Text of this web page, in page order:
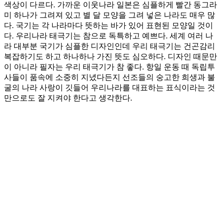
색상이 다르다. 가까운 이웃나라 일본은 심플하게 빨간 동그라
미 하나가 그려져 있고 별 달 모양을 그려 넣은 나라도 매우 많
다. 국기는 각 나라마다 뜻하는 바가 있어 표현된 모양일 것이
다. 우리나라 태극기는 참으로 독특하고 예쁘다. 세계 여러 나
라 대부분 국기가 심플한 디자인인데 우리 태극기는 건곤감리
복잡하기도 하고 하나하나 가진 뜻도 심오하다. 디자인 때문만
이 아니라 필자는 우리 태극기가 참 좋다. 항일 운동 때 독립투
사들이 품속에 소중히 지녔다든지 선조들의 숭고한 희생과 불
굴의 나라 사랑이 깃들어 우리나라를 대표하는 표식이라는 것
만으로도 잘 지켜야 한다고 생각한다.